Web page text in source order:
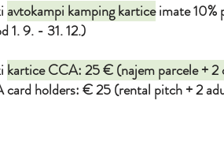
avtokampi kamping karticeimate 10%
1. 9. - 31. 12.)
kartice CCA: 25 € (najem parcele + 2
card holders: € 25 (rental pitch + 2